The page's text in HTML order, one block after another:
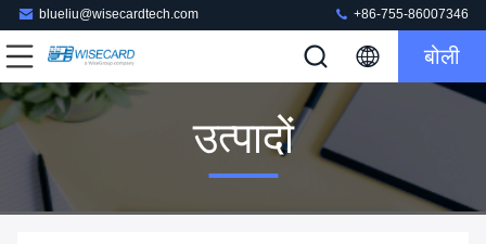
blueliu@wisecardtech.com +86-755-86007346
बोली
उत्पादों